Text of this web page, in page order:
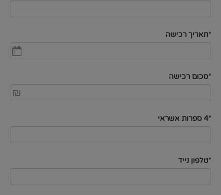
*תאריך רכישה
*סכום רכישה
₪
*4 ספרות אשראי
*טלפון נייד